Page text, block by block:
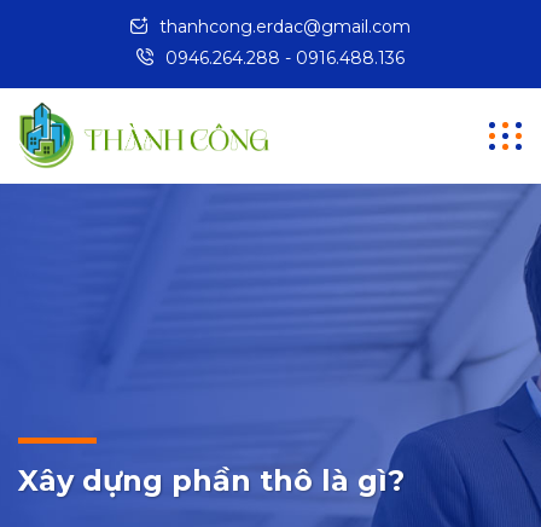
thanhcong.erdac@gmail.com
0946.264.288 - 0916.488.136
Xây dựng phần thô là gì?